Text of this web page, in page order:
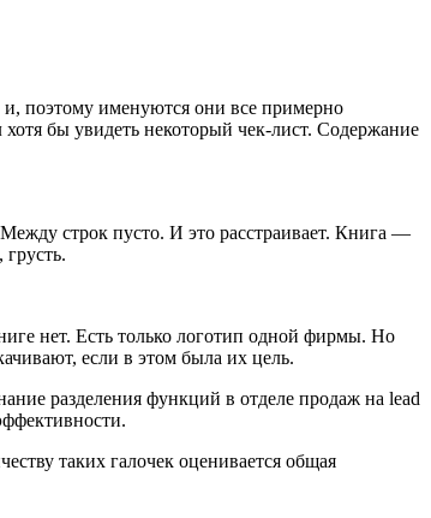
и, поэтому именуются они все примерно
бы увидеть некоторый чек-лист. Содержание
строк пусто. И это расстраивает. Книга —
нет. Есть только логотип одной фирмы. Но
если в этом была их цель.
разделения функций в отделе продаж на lead
таких галочек оценивается общая